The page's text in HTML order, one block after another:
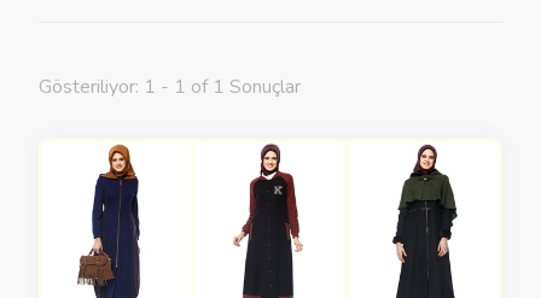
Gösteriliyor: 1 - 1 of 1 Sonuçlar